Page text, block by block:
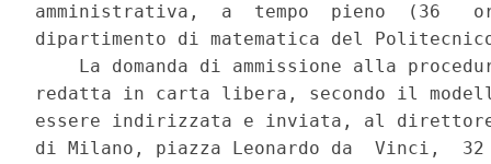
amministrativa,  a  tempo  pieno  (36
dipartimento di matematica del
La domanda di ammissione alla
redatta in carta libera, secondo il
essere indirizzata e inviata, al
di Milano, piazza Leonardo da  Vinci,